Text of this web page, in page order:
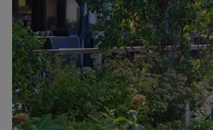
Evian Resort
Hôtel Royal
Hôtel Ermitage